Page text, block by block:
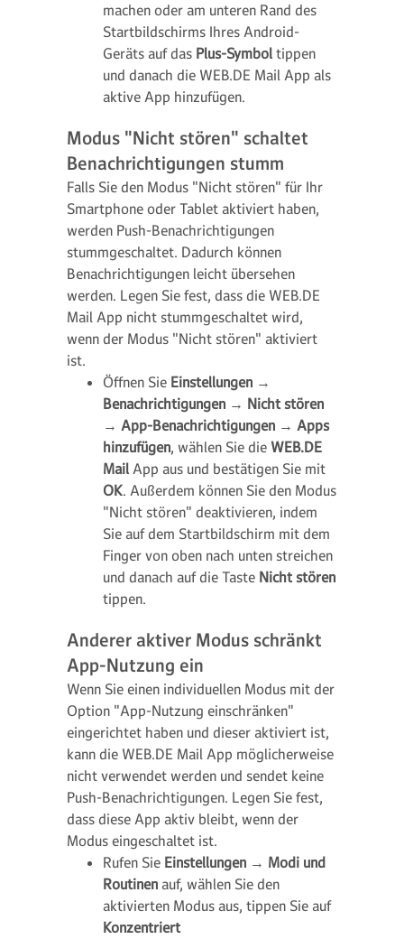
machen oder am unteren Rand des
Startbildschirms Ihres Android-
Geräts auf das Plus-Symbol tippen
und danach die WEB.DE Mail App als
aktive App hinzufügen.
Modus "Nicht stören" schaltet
Benachrichtigungen stumm
Falls Sie den Modus "Nicht stören" für Ihr
Smartphone oder Tablet aktiviert haben,
werden Push-Benachrichtigungen
stummgeschaltet. Dadurch können
Benachrichtigungen leicht übersehen
werden. Legen Sie fest, dass die WEB.DE
Mail App nicht stummgeschaltet wird,
wenn der Modus "Nicht stören" aktiviert
ist.
Öffnen Sie Einstellungen →
Benachrichtigungen → Nicht stören
→ App-Benachrichtigungen → Apps
hinzufügen, wählen Sie die WEB.DE
Mail App aus und bestätigen Sie mit
OK. Außerdem können Sie den Modus
"Nicht stören" deaktivieren, indem
Sie auf dem Startbildschirm mit dem
Finger von oben nach unten streichen
und danach auf die Taste Nicht stören
tippen.
Anderer aktiver Modus schränkt
App-Nutzung ein
Wenn Sie einen individuellen Modus mit der
Option "App-Nutzung einschränken"
eingerichtet haben und dieser aktiviert ist,
kann die WEB.DE Mail App möglicherweise
nicht verwendet werden und sendet keine
Push-Benachrichtigungen. Legen Sie fest,
dass diese App aktiv bleibt, wenn der
Modus eingeschaltet ist.
Rufen Sie Einstellungen → Modi und
Routinen auf, wählen Sie den
aktivierten Modus aus, tippen Sie auf
Konzentriert